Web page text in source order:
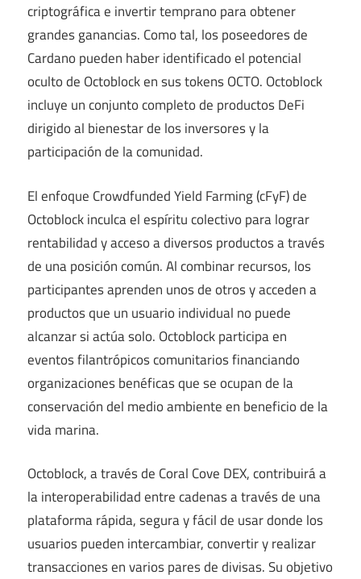
criptográfica e invertir temprano para obtener
grandes ganancias. Como tal, los poseedores de
Cardano pueden haber identificado el potencial
oculto de Octoblock en sus tokens OCTO. Octoblock
incluye un conjunto completo de productos DeFi
dirigido al bienestar de los inversores y la
participación de la comunidad.
El enfoque Crowdfunded Yield Farming (cFyF) de
Octoblock inculca el espíritu colectivo para lograr
rentabilidad y acceso a diversos productos a través
de una posición común. Al combinar recursos, los
participantes aprenden unos de otros y acceden a
productos que un usuario individual no puede
alcanzar si actúa solo. Octoblock participa en
eventos filantrópicos comunitarios financiando
organizaciones benéficas que se ocupan de la
conservación del medio ambiente en beneficio de la
vida marina.
Octoblock, a través de Coral Cove DEX, contribuirá a
la interoperabilidad entre cadenas a través de una
plataforma rápida, segura y fácil de usar donde los
usuarios pueden intercambiar, convertir y realizar
transacciones en varios pares de divisas. Su objetivo